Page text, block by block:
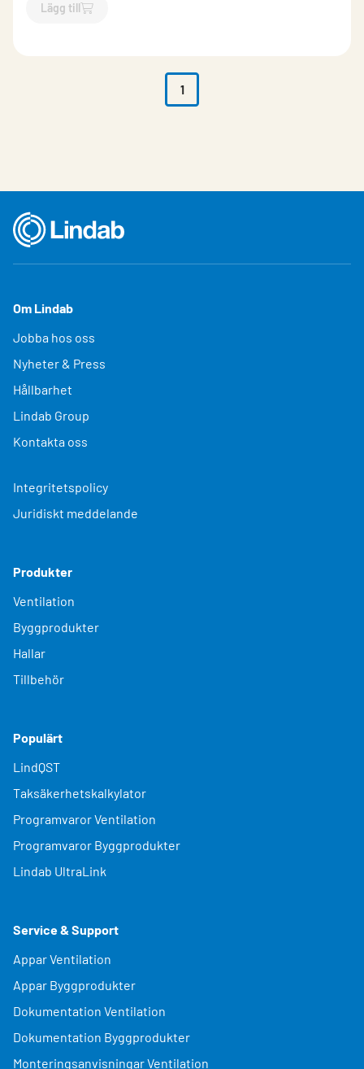
Lägg till
`$Lägg till
1
Om Lindab
Jobba hos oss
Nyheter & Press
Hållbarhet
Lindab Group
Kontakta oss
Integritetspolicy
Juridiskt meddelande
Produkter
Ventilation
Byggprodukter
Hallar
Tillbehör
Populärt
LindQST
Taksäkerhetskalkylator
Programvaror Ventilation
Programvaror Byggprodukter
Lindab UltraLink
Service & Support
Appar Ventilation
Appar Byggprodukter
Dokumentation Ventilation
Dokumentation Byggprodukter
Monteringsanvisningar Ventilation